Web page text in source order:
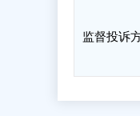
监督投诉